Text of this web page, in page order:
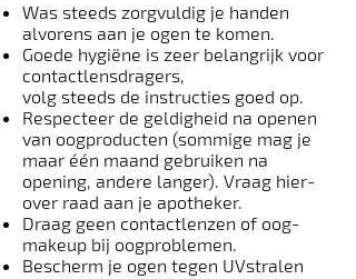
Was steeds zorgvuldig je handen
alvorens aan je ogen te komen.
Goede hygiëne is zeer belangrijk voor
contactlensdragers,
volg steeds de instructies goed op.
Respecteer de geldigheid na openen
van oogproducten (sommige mag je
maar één maand gebruiken na
opening, andere langer). Vraag hier­
over raad aan je apotheker.
Draag geen contactlenzen of oog­
make­up bij oogproblemen.
Bescherm je ogen tegen UV­stralen